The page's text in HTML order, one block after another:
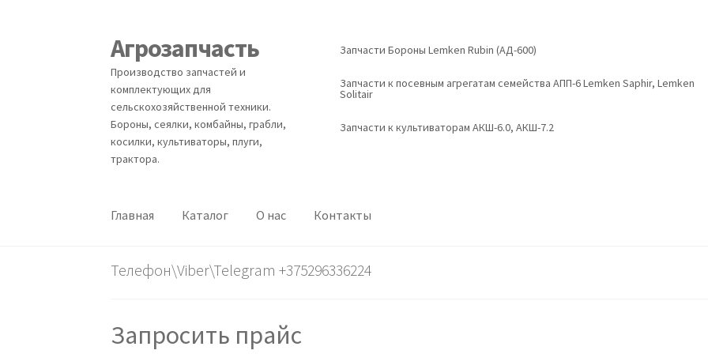
Перейти
к
навигации
Перейти
к
содержимому
Агрозапчасть
Производство запчастей и
комплектующих для
сельскохозяйственной техники.
Бороны, сеялки, комбайны, грабли,
косилки, культиваторы, плуги,
трактора.
Запчасти Бороны Lemken Rubin (АД-600)
Запчасти к посевным агрегатам семейства АПП-6 Lemken Saphir, Lemken
Solitair
Запчасти к культиваторам АКШ-6.0, АКШ-7.2
Главная Каталог О нас Контакты
Телефон\Viber\Telegram +375296336224
Запросить прайс